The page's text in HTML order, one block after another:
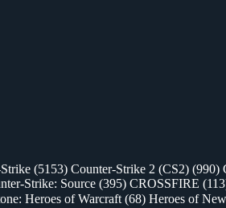
(5153) Counter-Strike 2 (CS2) (990)
Strike: Source (395) CROSSFIRE
Heroes of Warcraft (68) Heroes of